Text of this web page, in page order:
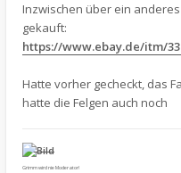
Inzwischen über ein
gekauft:
https://www.ebay.de/itm/
Hatte vorher gecheckt, das
hatte die Felgen auch noch
Grimm wird nie Moderator!